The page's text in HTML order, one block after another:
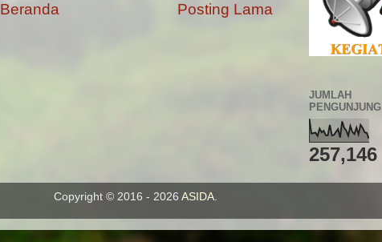
Posting Lama
Beranda
JUMLAH
PENGUNJUNG
257,146
Copyright © 2016 - 2026 ASIDA